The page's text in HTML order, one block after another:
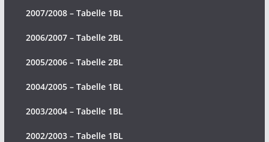
2007/2008 – Tabelle 1BL
2006/2007 – Tabelle 2BL
2005/2006 – Tabelle 2BL
2004/2005 – Tabelle 1BL
2003/2004 – Tabelle 1BL
2002/2003 – Tabelle 1BL